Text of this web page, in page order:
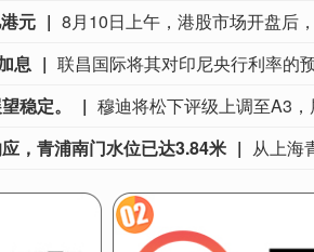
元
息
稳定。
穆迪将松下评级上调至A3，
，青浦南门水位已达3.84米